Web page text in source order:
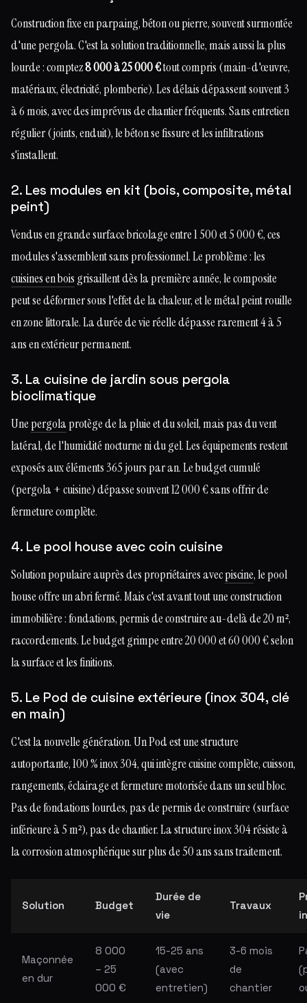
Construction fixe en parpaing, béton ou pierre, souvent surmontée
d'une pergola. C'est la solution traditionnelle, mais aussi la plus
lourde : comptez8 000 à 25 000 €tout compris (main-d'œuvre,
matériaux, électricité, plomberie). Les délais dépassent souvent 3
à 6 mois, avec des imprévus de chantier fréquents. Sans entretien
régulier (joints, enduit), le béton se fissure et les infiltrations
s'installent.
2. Les modules en kit (bois, composite, métal
peint)
Vendus en grande surface bricolage entre 1 500 et 5 000 €, ces
modules s'assemblent sans professionnel. Le problème : les
cuisines en bois grisaillent dès la première année, le composite
peut se déformer sous l'effet de la chaleur, et le métal peint rouille
en zone littorale. La durée de vie réelle dépasse rarement 4 à 5
ans en extérieur permanent.
3. La cuisine de jardin sous pergola
bioclimatique
Unepergola protège de la pluie et du soleil, mais pas du vent
latéral, de l'humidité nocturne ni du gel. Les équipements restent
exposés aux éléments 365 jours par an. Le budget cumulé
(pergola + cuisine) dépasse souvent 12 000 € sans offrir de
fermeture complète.
4. Le pool house avec coin cuisine
Solution populaire auprès des propriétaires avecpiscine, le pool
house offre un abri fermé. Mais c'est avant tout une construction
immobilière : fondations, permis de construire au-delà de 20 m²,
raccordements. Le budget grimpe entre 20 000 et 60 000 € selon
la surface et les finitions.
5. Le Pod de cuisine extérieure (inox 304, clé
en main)
C'est la nouvelle génération. Un Pod est une structure
autoportante, 100 % inox 304, qui intègre cuisine complète, cuisson,
rangements, éclairage et fermeture motorisée dans un seul bloc.
Pas de fondations lourdes, pas de permis de construire (surface
inférieure à 5 m²), pas de chantier. La structure inox 304 résiste à
la corrosion atmosphérique sur plus de 50 ans sans traitement.
Solution Budget
Durée de
vie
Travaux
Maçonnée
en dur
8 000
– 25
000 €
15-25 ans
(avec
entretien)
3-6 mois
de
chantier